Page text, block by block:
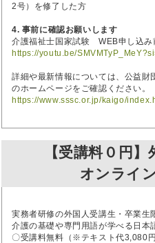
2号）を修了した方
4. 事前に確認お願いします
介護福祉士国家試験 WEB申し込み
https://youtu.be/
詳細や最新情報については、公益財
のホームページをご確認ください。
https://www.sssc.or.jp/kaigo/
【受講料０円
オンライ
実務者研修の外国人受講生・卒業生
介護の基礎や専門用語が学べる日本
〇受講料無料（※テキスト代3,080